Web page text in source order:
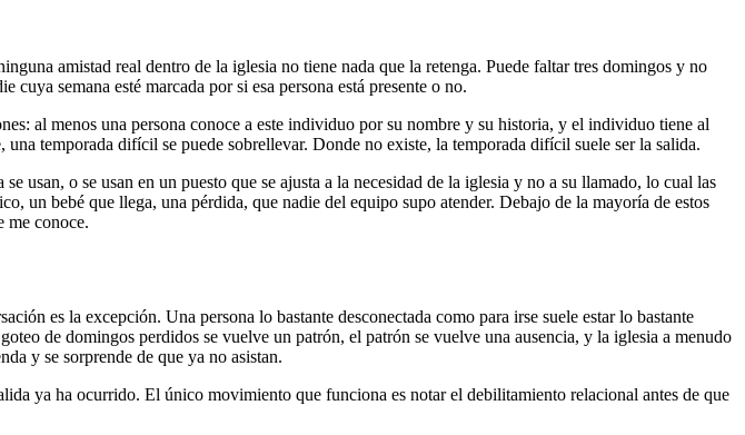
amistad real dentro de la iglesia no tiene nada que la retenga. Puede faltar tres domingos y no
semana esté marcada por si esa persona está presente o no.
al menos una persona conoce a este individuo por su nombre y su historia, y el individuo tiene al
temporada difícil se puede sobrellevar. Donde no existe, la temporada difícil suele ser la salida.
usan, o se usan en un puesto que se ajusta a la necesidad de la iglesia y no a su llamado, lo cual las
un bebé que llega, una pérdida, que nadie del equipo supo atender. Debajo de la mayoría de estos
me conoce.
es la excepción. Una persona lo bastante desconectada como para irse suele estar lo bastante
de domingos perdidos se vuelve un patrón, el patrón se vuelve una ausencia, y la iglesia a menudo
y se sorprende de que ya no asistan.
ya ha ocurrido. El único movimiento que funciona es notar el debilitamiento relacional antes de que